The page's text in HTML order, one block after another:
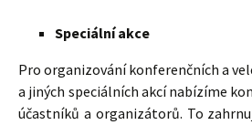
Speciální akce
Pro organizování konferenčních a
a jiných speciálních akcí nabízíme
účastníků a organizátorů. To